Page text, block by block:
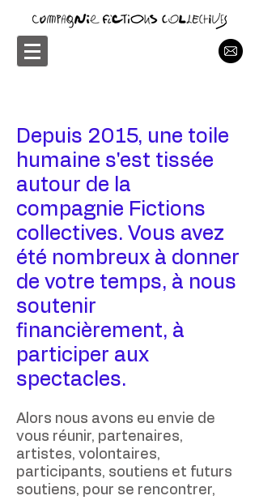
Depuis 2015, une toile
humaine s'est tissée
autour de la
compagnie Fictions
collectives. Vous avez
été nombreux à donner
de votre temps, à nous
soutenir
financièrement, à
participer aux
spectacles.
Alors nous avons eu envie de
vous réunir, partenaires,
artistes, volontaires,
participants, soutiens et futurs
soutiens, pour se rencontrer,